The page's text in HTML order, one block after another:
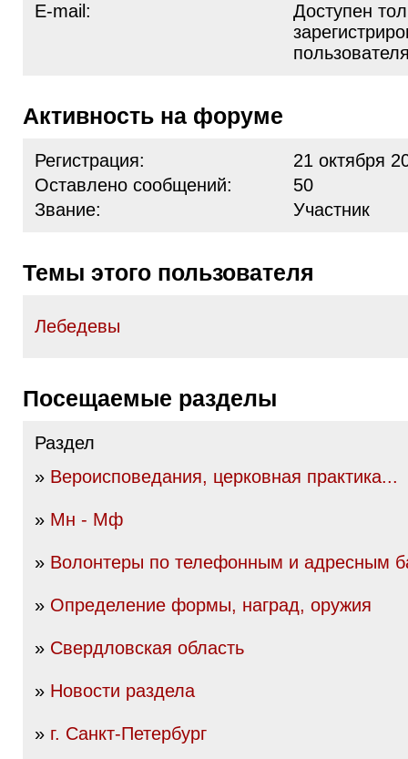
E-mail:
Доступен
Активность на форуме
Регистрация:
21 октября
Оставлено сообщений:
50
Звание:
Участник
Темы этого пользователя
Лебедевы
Посещаемые разделы
Раздел
» Вероисповедания, церковная практика...
» Мн - Мф
» Волонтеры по телефонным и адресным
» Определение формы, наград, оружия
» Свердловская область
» Новости раздела
» г. Санкт-Петербург